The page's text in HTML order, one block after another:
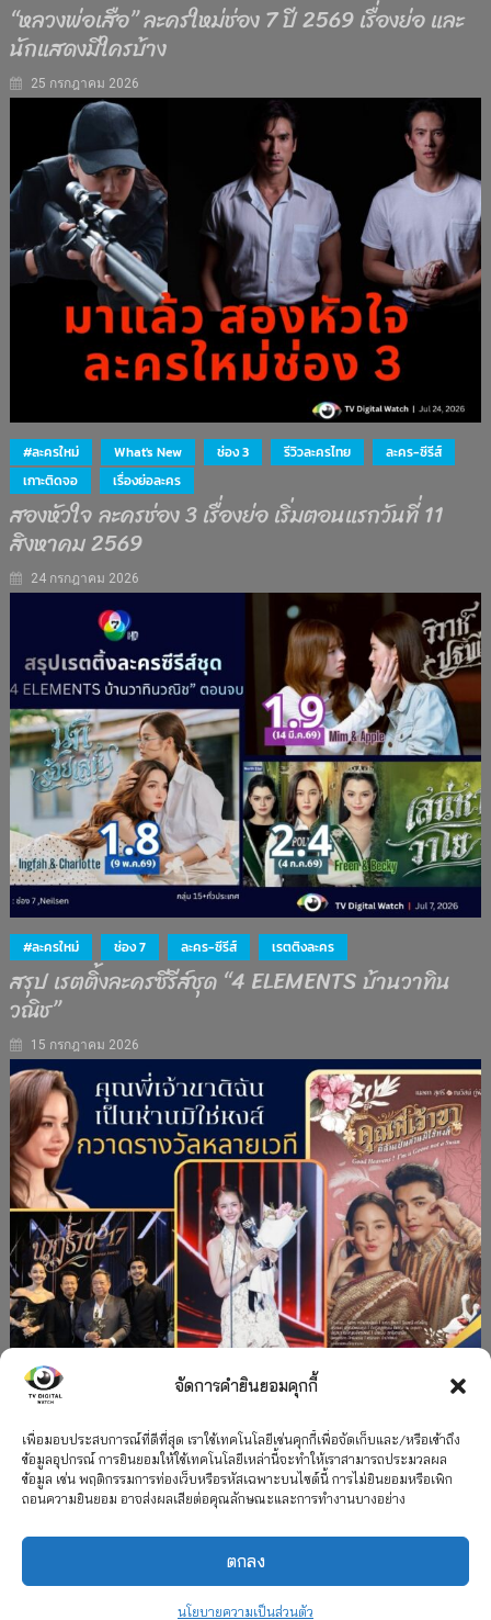
จัดการคำยินยอมคุกกี้
เพื่อมอบประสบการณ์ที่ดีที่สุด เราใช้เทคโนโลยีเช่นคุกกี้เพื่อจัดเก็บและ/หรือเข้าถึง
ข้อมูลอุปกรณ์ การยินยอมให้ใช้เทคโนโลยีเหล่านี้จะทำให้เราสามารถประมวลผล
ข้อมูล เช่น พฤติกรรมการท่องเว็บหรือรหัสเฉพาะบนไซต์นี้ การไม่ยินยอมหรือเพิก
ถอนความยินยอม อาจส่งผลเสียต่อคุณลักษณะและการทำงานบางอย่าง
ตกลง
นโยบายความเป็นส่วนตัว
“หลวงพ่อเสือ” ละครใหม่ช่อง 7 ปี 2569 เรื่องย่อ และ
นักแสดงมีใครบ้าง
25 กรกฎาคม 2026
#ละครใหม่ What's New ช่อง 3 รีวิวละครไทย
ละคร-ซีรีส์
เกาะติดจอ
เรื่องย่อละคร
สองหัวใจ ละครช่อง 3 เรื่องย่อ เริ่มตอนแรกวันที่ 11
สิงหาคม 2569
24 กรกฎาคม 2026
#ละครใหม่ ช่อง 7 ละคร-ซีรีส์ เรตติงละคร
สรุป เรตติ้งละครซีรีส์ชุด “4 ELEMENTS บ้านวาทิน
วณิช”
15 กรกฎาคม 2026
”คุณพี่เจ้าขาดิฉันเป็นห่านมิใช่หงส์” กวาดรางวัล
เพียบ จาก 8 เวที
2026 TV Digital Watch All Rights Reserved.